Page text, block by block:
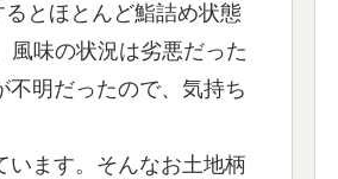
とほとんど鮨詰め状態
風味の状況は劣悪だった
明だったので、気持ち
います。そんなお土地柄